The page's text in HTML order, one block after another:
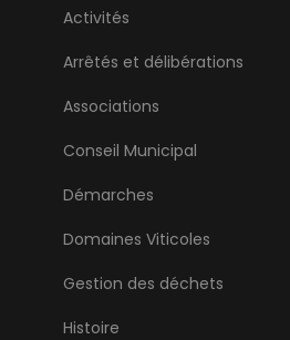
Activités
Arrêtés et délibérations
Associations
Conseil Municipal
Démarches
Domaines Viticoles
Gestion des déchets
Histoire